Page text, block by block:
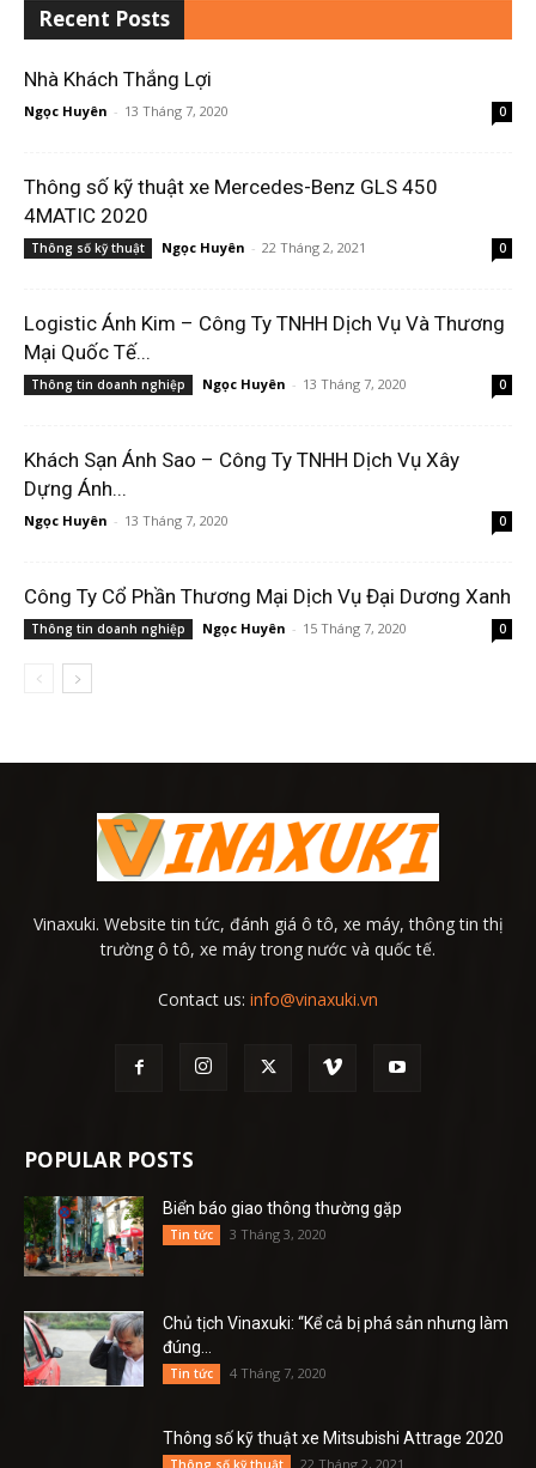
Recent Posts
Nhà Khách Thắng Lợi
Ngọc Huyên - 13 Tháng 7, 2020 0
Thông số kỹ thuật xe Mercedes-Benz GLS 450
4MATIC 2020
Thông số kỹ thuật Ngọc Huyên - 22 Tháng 2, 2021 0
Logistic Ánh Kim – Công Ty TNHH Dịch Vụ Và Thương
Mại Quốc Tế...
Thông tin doanh nghiệp Ngọc Huyên - 13 Tháng 7, 2020 0
Khách Sạn Ánh Sao – Công Ty TNHH Dịch Vụ Xây
Dựng Ánh...
Ngọc Huyên - 13 Tháng 7, 2020 0
Công Ty Cổ Phần Thương Mại Dịch Vụ Đại Dương Xanh
Thông tin doanh nghiệp Ngọc Huyên - 15 Tháng 7, 2020 0
Vinaxuki. Website tin tức, đánh giá ô tô, xe máy, thông tin thị
trường ô tô, xe máy trong nước và quốc tế.
Contact us: info@vinaxuki.vn
POPULAR POSTS
Biển báo giao thông thường gặp
Tin tức 3 Tháng 3, 2020
Chủ tịch Vinaxuki: “Kể cả bị phá sản nhưng làm
đúng...
Tin tức 4 Tháng 7, 2020
Thông số kỹ thuật xe Mitsubishi Attrage 2020
22 Tháng 2, 2021